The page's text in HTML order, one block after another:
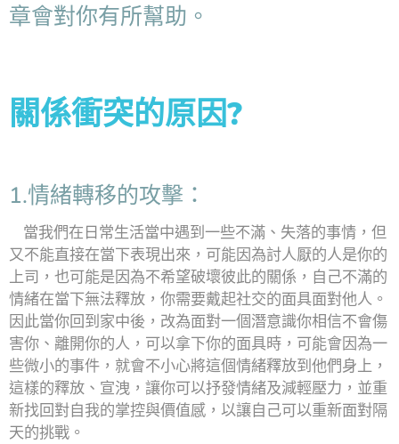
章會對你有所幫助。
關係衝突的原因?
1.情緒轉移的攻擊：
當我們在日常生活當中遇到一些不滿、失落的事情，但
又不能直接在當下表現出來，可能因為討人厭的人是你的
上司，也可能是因為不希望破壞彼此的關係，自己不滿的
情緒在當下無法釋放，你需要戴起社交的面具面對他人。
因此當你回到家中後，改為面對一個潛意識你相信不會傷
害你、離開你的人，可以拿下你的面具時，可能會因為一
些微小的事件，就會不小心將這個情緒釋放到他們身上，
這樣的釋放、宣洩，讓你可以抒發情緒及減輕壓力，並重
新找回對自我的掌控與價值感，以讓自己可以重新面對隔
天的挑戰。